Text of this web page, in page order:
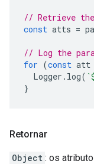
// Retrieve
const atts =
// Log the
for (const att
Logger . log( `
}
Retornar
Object : os